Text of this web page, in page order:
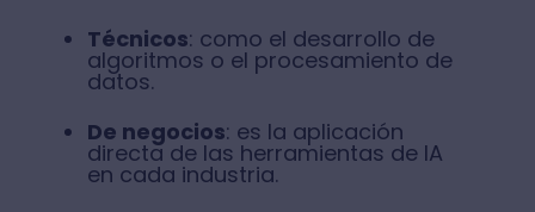
Técnicos: como el desarrollo de
algoritmos o el procesamiento de
datos.
De negocios: es la aplicación
directa de las herramientas de IA
en cada industria.